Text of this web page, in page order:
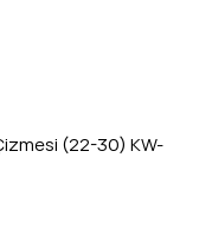
(22-30) KW-